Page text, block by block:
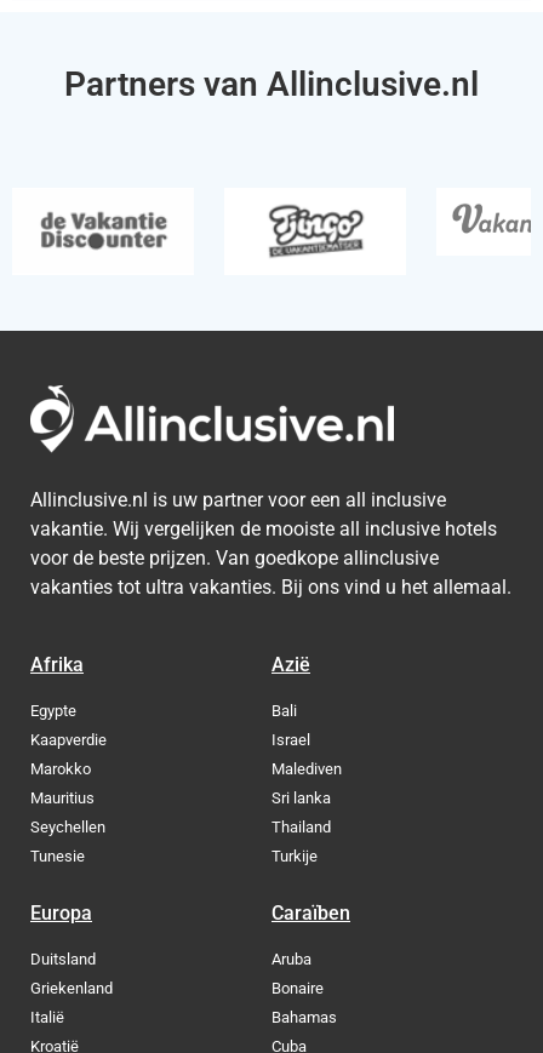
Partners van Allinclusive.nl
Allinclusive.nl is uw partner voor een all inclusive
vakantie. Wij vergelijken de mooiste all inclusive hotels
voor de beste prijzen. Van goedkope allinclusive
vakanties tot ultra vakanties. Bij ons vind u het allemaal.
Afrika
Egypte
Kaapverdie
Marokko
Mauritius
Seychellen
Tunesie
Azië
Bali
Israel
Malediven
Sri lanka
Thailand
Turkije
Europa
Duitsland
Griekenland
Italië
Kroatië
Caraïben
Aruba
Bonaire
Bahamas
Cuba